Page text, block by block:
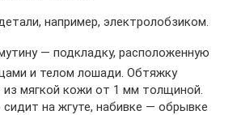
например, электролобзиком.
— подкладку, расположенную
и телом лошади. Обтяжку
мягкой кожи от 1 мм толщиной.
на жгуте, набивке — обрывке